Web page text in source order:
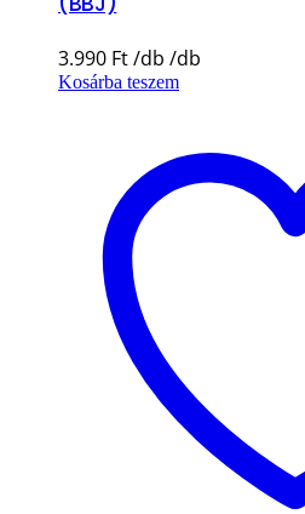
3.990 Ft
Kosárba teszem